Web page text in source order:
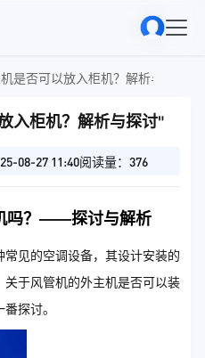
是否可以放入柜机？解析与探讨"
入柜机？解析与探讨"
08-27 11:40阅读量：376
吗？——探讨与解析
见的空调设备，其设计安装的
于风管机的外主机是否可以装
探讨。